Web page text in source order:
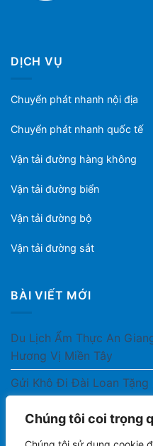
Chúng tôi coi trọng
DỊCH VỤ
Chuyển phát nhanh nội địa
Chuyển phát nhanh quốc tế
Vận tải đường hàng không
Vận tải đường biển
Vận tải đường bộ
Vận tải đường sắt
BÀI VIẾT MỚI
Du Lịch Ẩm Thực An
Hương Vị Miền Tây
Gửi Khô Đi Đài Loan Tặng
Gửi Thuốc Cho Người
Không?